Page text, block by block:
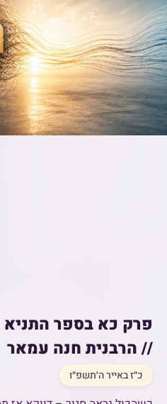
פרק כא בספר
// הרבנית חנה עמאר
כ״ז באייר ה׳תשפ״ו